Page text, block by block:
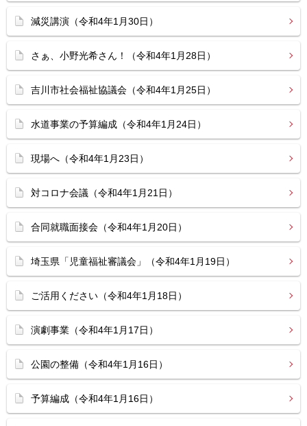
減災講演（令和4年1月30日）
さぁ、小野光希さん！（令和4年1月28日）
吉川市社会福祉協議会（令和4年1月25日）
水道事業の予算編成（令和4年1月24日）
現場へ（令和4年1月23日）
対コロナ会議（令和4年1月21日）
合同就職面接会（令和4年1月20日）
埼玉県「児童福祉審議会」（令和4年1月19日）
ご活用ください（令和4年1月18日）
演劇事業（令和4年1月17日）
公園の整備（令和4年1月16日）
予算編成（令和4年1月16日）